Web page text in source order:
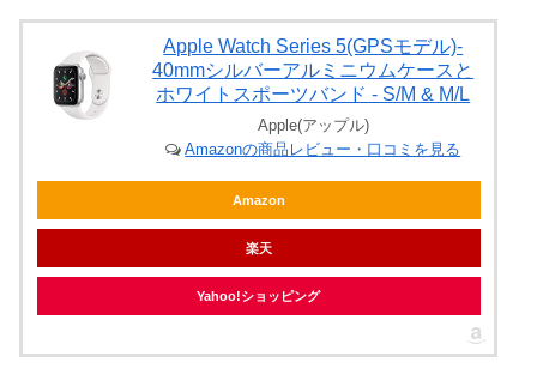
Apple Watch Series 5(GPSモデル)-
40mmシルバーアルミニウムケースと
ホワイトスポーツバンド - S/M & M/L
Apple(アップル)
Amazonの商品レビュー・口コミを見る
Amazon
楽天
Yahoo!ショッピング